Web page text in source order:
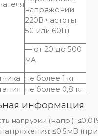
напряжении
220В частоты
50 или 60Гц
— от 20 до 500
мА
не более 1 кг
не более 0,8 кг
информация
нагрузки (напр.):
≤0.5мВ (при